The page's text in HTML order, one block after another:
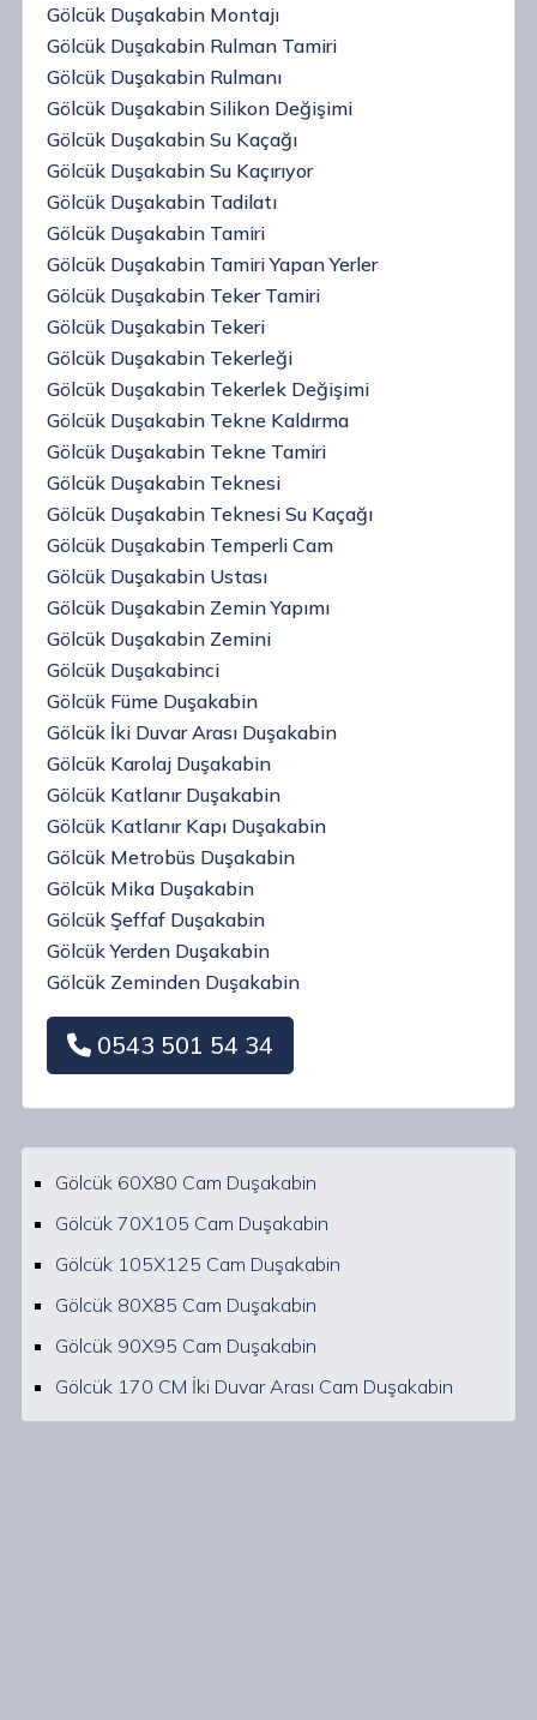
Gölcük Duşakabin Montajı
Gölcük Duşakabin Rulman Tamiri
Gölcük Duşakabin Rulmanı
Gölcük Duşakabin Silikon Değişimi
Gölcük Duşakabin Su Kaçağı
Gölcük Duşakabin Su Kaçırıyor
Gölcük Duşakabin Tadilatı
Gölcük Duşakabin Tamiri
Gölcük Duşakabin Tamiri Yapan Yerler
Gölcük Duşakabin Teker Tamiri
Gölcük Duşakabin Tekeri
Gölcük Duşakabin Tekerleği
Gölcük Duşakabin Tekerlek Değişimi
Gölcük Duşakabin Tekne Kaldırma
Gölcük Duşakabin Tekne Tamiri
Gölcük Duşakabin Teknesi
Gölcük Duşakabin Teknesi Su Kaçağı
Gölcük Duşakabin Temperli Cam
Gölcük Duşakabin Ustası
Gölcük Duşakabin Zemin Yapımı
Gölcük Duşakabin Zemini
Gölcük Duşakabinci
Gölcük Füme Duşakabin
Gölcük İki Duvar Arası Duşakabin
Gölcük Karolaj Duşakabin
Gölcük Katlanır Duşakabin
Gölcük Katlanır Kapı Duşakabin
Gölcük Metrobüs Duşakabin
Gölcük Mika Duşakabin
Gölcük Şeffaf Duşakabin
Gölcük Yerden Duşakabin
Gölcük Zeminden Duşakabin
0543 501 54 34
Gölcük 60X80 Cam Duşakabin
Gölcük 70X105 Cam Duşakabin
Gölcük 105X125 Cam Duşakabin
Gölcük 80X85 Cam Duşakabin
Gölcük 90X95 Cam Duşakabin
Gölcük 170 CM İki Duvar Arası Cam Duşakabin